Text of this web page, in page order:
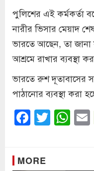
পুলিশের এই কর্মকর্তা
নারীর ভিসার মেয়াদ
ভারতে আছেন, তা জানা
আশ্রমে রাখার ব্যবস্থা
ভারতে রুশ দূতাবাসের
পাঠানোর ব্যবস্থা করা
MORE